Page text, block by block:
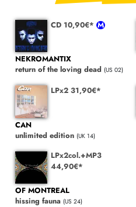
CD 10,90€*
NEKROMANTIX
return of the loving dead (US 02)
LPx2 31,90€*
CAN
unlimited edition (UK 14)
LPx2col.+MP3
44,90€*
OF MONTREAL
hissing fauna (US 24)